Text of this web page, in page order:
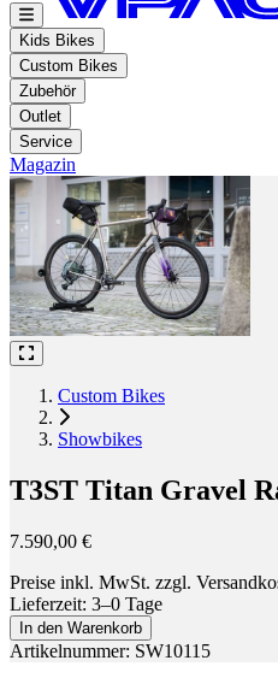
Kids Bikes
Custom Bikes
Zubehör
Outlet
Service
Magazin
Custom Bikes
Showbikes
T3ST Titan Gravel
7.590,00 €
Preise inkl. MwSt. zzgl.
Lieferzeit: 3–0 Tage
In den Warenkorb
Artikelnummer: SW10115